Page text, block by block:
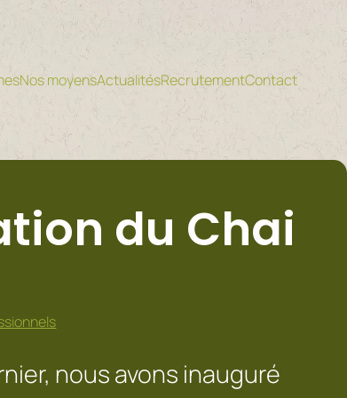
Nos moyensActualitésRecrutementContact
du Chai
nous avons inauguré